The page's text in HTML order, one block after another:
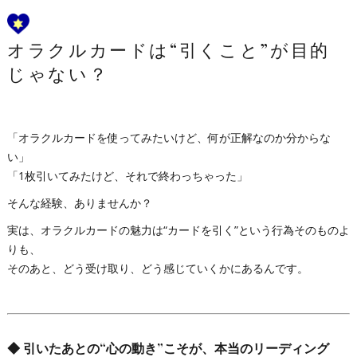
オラクルカードは“引くこと”が目的
じゃない？
「オラクルカードを使ってみたいけど、何が正解なのか分からな
い」
「1枚引いてみたけど、それで終わっちゃった」
そんな経験、ありませんか？
実は、オラクルカードの魅力は“カードを引く”という行為そのものよ
りも、
そのあと、どう受け取り、どう感じていくかにあるんです。
◆ 引いたあとの“心の動き”こそが、本当のリーディング